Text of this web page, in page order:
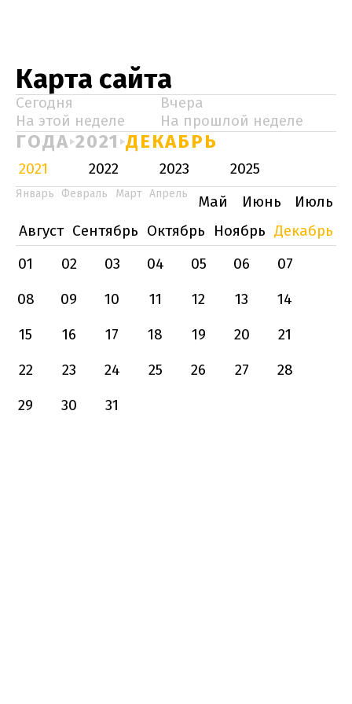
Карта сайта
Сегодня
Вчера
На этой неделе
На прошлой неделе
ГОДА 2021 ДЕКАБРЬ
2021 2022 2023 2025
Январь Февраль Март Апрель Май Июнь
Июль
Август Сентябрь Октябрь Ноябрь Декабрь
01
02 03 04 05 06
07
08
09 10 11 12 13
14
15
16 17 18 19 20
21
22
23 24 25 26 27
28
29
30 31